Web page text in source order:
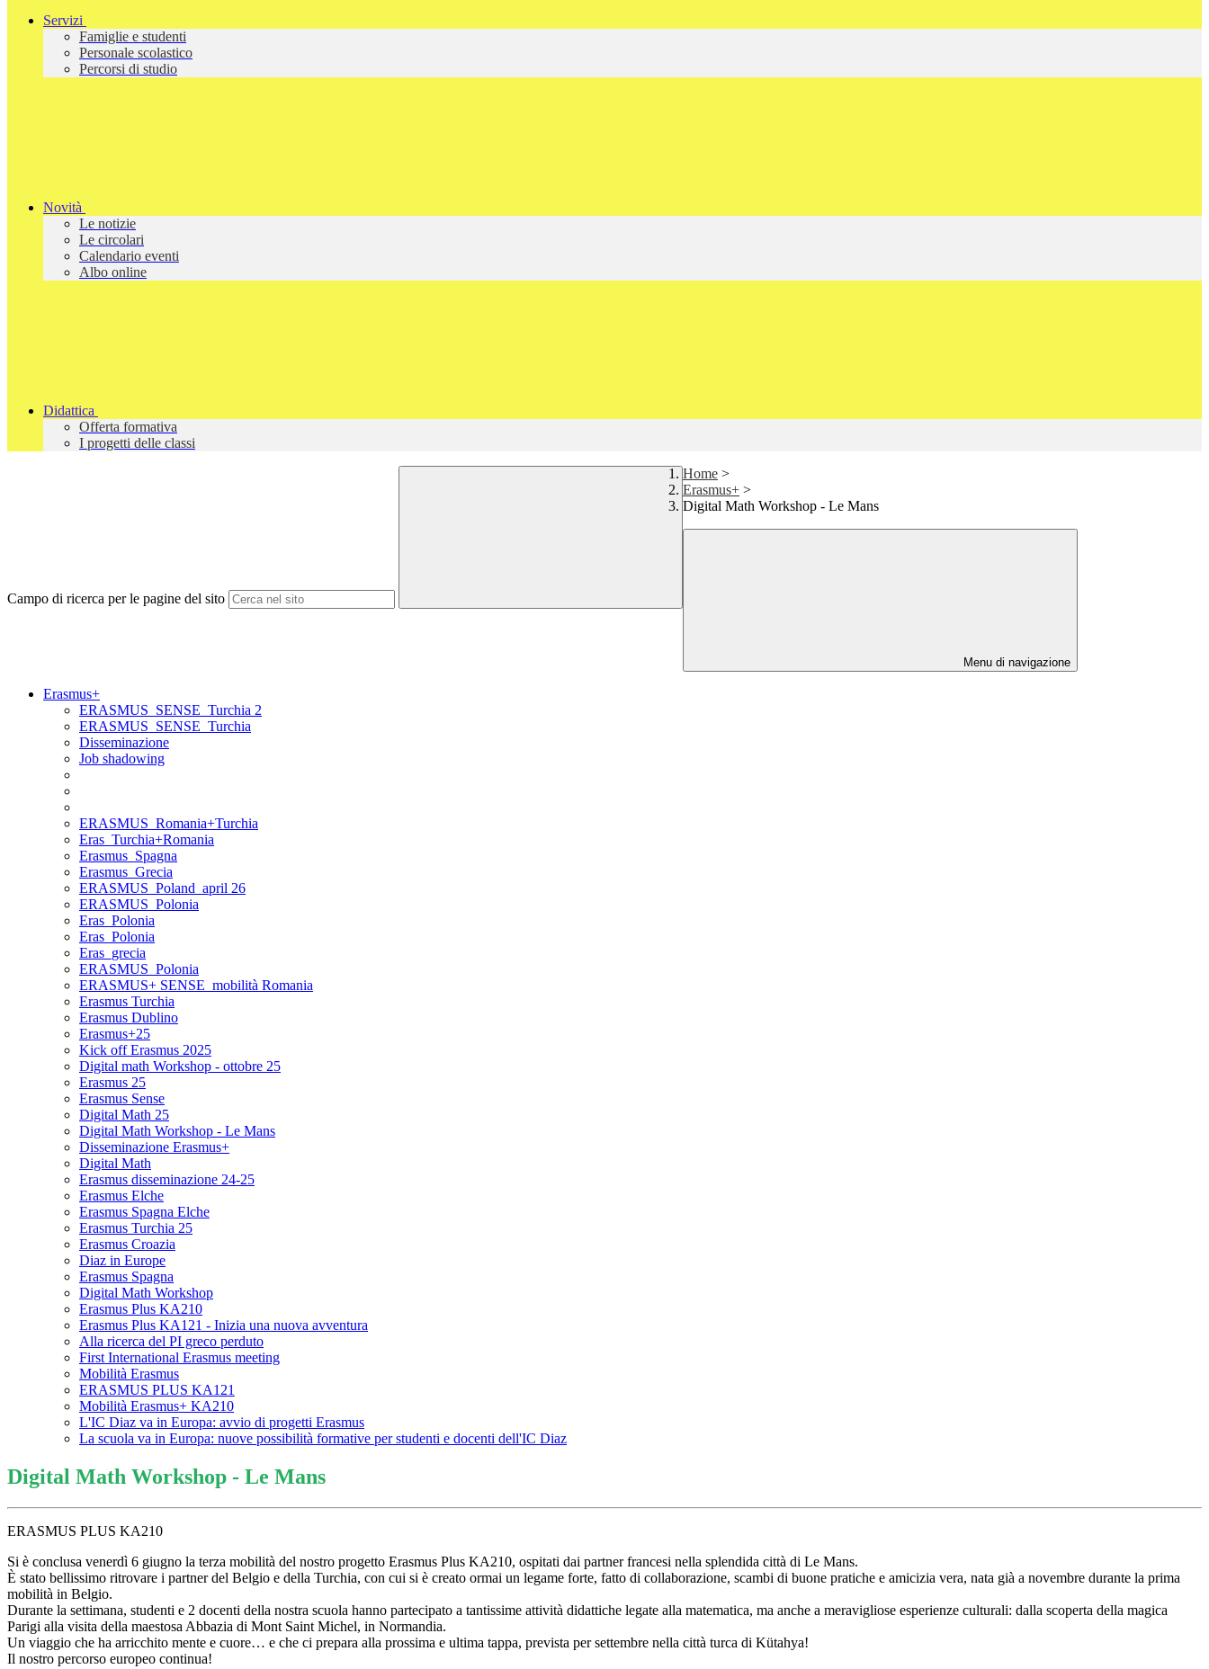
Servizi
Famiglie e studenti
Personale scolastico
Percorsi di studio
Novità
Le notizie
Le circolari
Calendario eventi
Albo online
Didattica
Offerta formativa
I progetti delle classi
Campo di ricerca per le pagine del sito
Home >
Erasmus+ >
Digital Math Workshop - Le Mans
Menu di navigazione
Erasmus+
ERASMUS_SENSE_Turchia 2
ERASMUS_SENSE_Turchia
Disseminazione
Job shadowing
ERASMUS_Romania+Turchia
Eras_Turchia+Romania
Erasmus_Spagna
Erasmus_Grecia
ERASMUS_Poland_april 26
ERASMUS_Polonia
Eras_Polonia
Eras_Polonia
Eras_grecia
ERASMUS_Polonia
ERASMUS+ SENSE_mobilità Romania
Erasmus Turchia
Erasmus Dublino
Erasmus+25
Kick off Erasmus 2025
Digital math Workshop - ottobre 25
Erasmus 25
Erasmus Sense
Digital Math 25
Digital Math Workshop - Le Mans
Disseminazione Erasmus+
Digital Math
Erasmus disseminazione 24-25
Erasmus Elche
Erasmus Spagna Elche
Erasmus Turchia 25
Erasmus Croazia
Diaz in Europe
Erasmus Spagna
Digital Math Workshop
Erasmus Plus KA210
Erasmus Plus KA121 - Inizia una nuova avventura
Alla ricerca del PI greco perduto
First International Erasmus meeting
Mobilità Erasmus
ERASMUS PLUS KA121
Mobilità Erasmus+ KA210
L'IC Diaz va in Europa: avvio di progetti Erasmus
La scuola va in Europa: nuove possibilità formative per studenti e docenti dell'IC Diaz
Digital Math Workshop - Le Mans
ERASMUS PLUS KA210
Si è conclusa venerdì 6 giugno la terza mobilità del nostro progetto Erasmus Plus KA210, ospitati dai partner francesi nella splendida città di Le Mans.
È stato bellissimo ritrovare i partner del Belgio e della Turchia, con cui si è creato ormai un legame forte, fatto di collaborazione, scambi di buone pratiche e amicizia vera, nata già a novembre durante la prima
mobilità in Belgio.
Durante la settimana, studenti e 2 docenti della nostra scuola hanno partecipato a tantissime attività didattiche legate alla matematica, ma anche a meravigliose esperienze culturali: dalla scoperta della magica
Parigi alla visita della maestosa Abbazia di Mont Saint Michel, in Normandia.
Un viaggio che ha arricchito mente e cuore… e che ci prepara alla prossima e ultima tappa, prevista per settembre nella città turca di Kütahya!
Il nostro percorso europeo continua!